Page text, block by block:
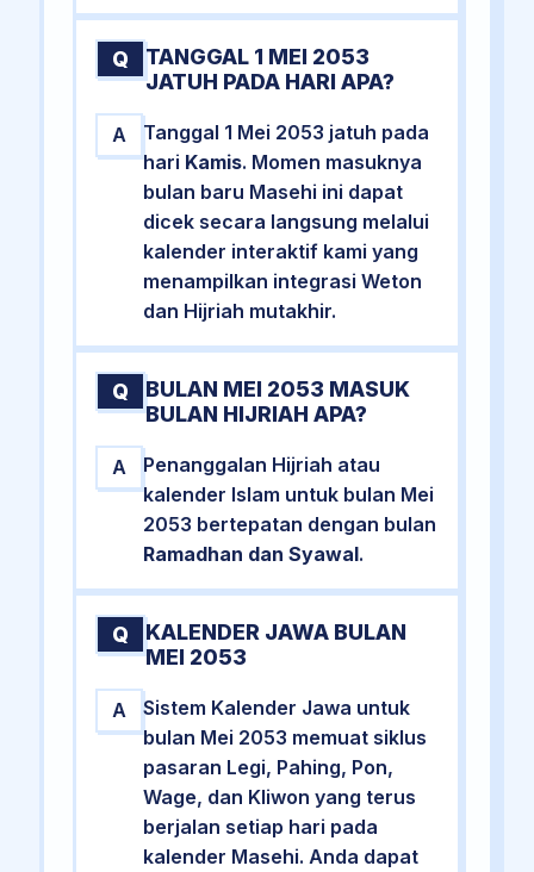
Q
TANGGAL 1 MEI 2053
JATUH PADA HARI APA?
A
Tanggal 1 Mei 2053 jatuh pada
hari Kamis. Momen masuknya
bulan baru Masehi ini dapat
dicek secara langsung melalui
kalender interaktif kami yang
menampilkan integrasi Weton
dan Hijriah mutakhir.
Q
BULAN MEI 2053 MASUK
BULAN HIJRIAH APA?
A
Penanggalan Hijriah atau
kalender Islam untuk bulan Mei
2053 bertepatan dengan bulan
Ramadhan dan Syawal.
Q
KALENDER JAWA BULAN
MEI 2053
A
Sistem Kalender Jawa untuk
bulan Mei 2053 memuat siklus
pasaran Legi, Pahing, Pon,
Wage, dan Kliwon yang terus
berjalan setiap hari pada
kalender Masehi. Anda dapat